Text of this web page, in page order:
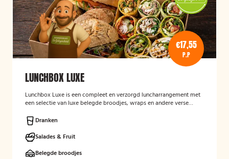
€17,55
P.P
LUNCHBOX LUXE
Lunchbox Luxe is een compleet en verzorgd luncharrangement met
een selectie van luxe belegde broodjes, wraps en andere verse
bijeenkomsten, vergaderingen en groepslunches en staat bekend
om de verse ingrediënten, verzorgde presentatie en de mogelijkheid
om rekening te houden met dieetwensen zoals vegetarisch,
veganistisch of halal.
Dranken
Salades & Fruit
Belegde broodjes